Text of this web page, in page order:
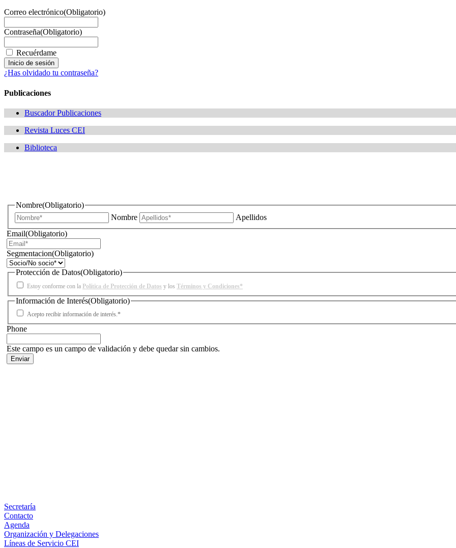
Correo electrónico(Obligatorio)
Contraseña(Obligatorio)
Recuérdame
¿Has olvidado tu contraseña?
Publicaciones
Buscador Publicaciones
Revista Luces CEI
Biblioteca
Nombre(Obligatorio)
Nombre
Apellidos
Email(Obligatorio)
Segmentacion(Obligatorio)
Protección de Datos(Obligatorio)
Estoy conforme con la Política de Protección de Datos y los Términos y Condiciones*
Información de Interés(Obligatorio)
Acepto recibir información de interés.*
Phone
Este campo es un campo de validación y debe quedar sin cambios.
Secretaría
Contacto
Agenda
Organización y Delegaciones
Líneas de Servicio CEI